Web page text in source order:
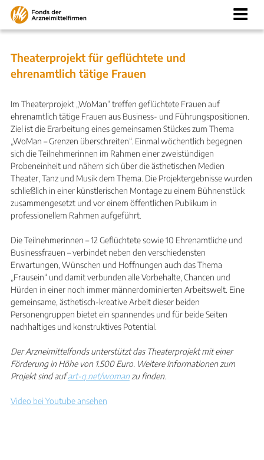
Zum
Inhalt
springen
Theaterprojekt für geflüchtete und
ehrenamtlich tätige Frauen
Im Theaterprojekt „WoMan“ treffen geflüchtete Frauen auf
ehrenamtlich tätige Frauen aus Business- und Führungspositionen.
Ziel ist die Erarbeitung eines gemeinsamen Stückes zum Thema
„WoMan – Grenzen überschreiten“. Einmal wöchentlich begegnen
sich die Teilnehmerinnen im Rahmen einer zweistündigen
Probeneinheit und nähern sich über die ästhetischen Medien
Theater, Tanz und Musik dem Thema. Die Projektergebnisse wurden
schließlich in einer künstlerischen Montage zu einem Bühnenstück
zusammengesetzt und vor einem öffentlichen Publikum in
professionellem Rahmen aufgeführt.
Die Teilnehmerinnen – 12 Geflüchtete sowie 10 Ehrenamtliche und
Businessfrauen – verbindet neben den verschiedensten
Erwartungen, Wünschen und Hoffnungen auch das Thema
„Frausein“ und damit verbunden alle Vorbehalte, Chancen und
Hürden in einer noch immer männerdominierten Arbeitswelt. Eine
gemeinsame, ästhetisch-kreative Arbeit dieser beiden
Personengruppen bietet ein spannendes und für beide Seiten
nachhaltiges und konstruktives Potential.
Der Arzneimittelfonds unterstützt das Theaterprojekt mit einer
Förderung in Höhe von 1.500 Euro. Weitere Informationen zum
Projekt sind aufart-q.net/womanzu finden.
Video bei Youtube ansehen